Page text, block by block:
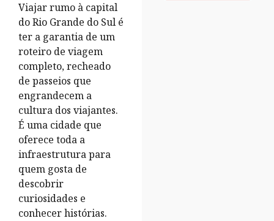
Viajar rumo à capital
do Rio Grande do Sul é
ter a garantia de um
roteiro de viagem
completo, recheado
de passeios que
engrandecem a
cultura dos viajantes.
É uma cidade que
oferece toda a
infraestrutura para
quem gosta de
descobrir
curiosidades e
conhecer histórias.